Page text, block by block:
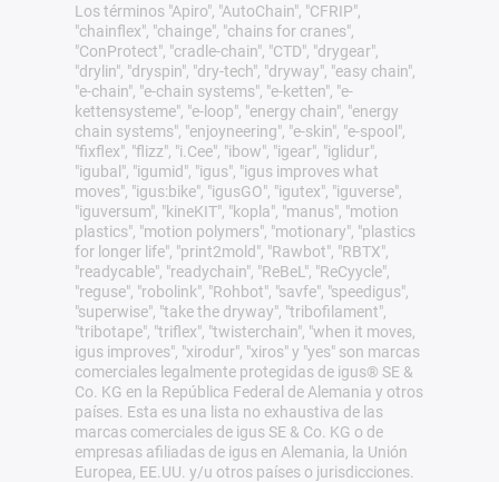
Los términos "Apiro", "AutoChain", "CFRIP",
"chainflex", "chainge", "chains for cranes",
"ConProtect", "cradle-chain", "CTD", "drygear",
"drylin", "dryspin", "dry-tech", "dryway", "easy chain",
"e-chain", "e-chain systems", "e-ketten", "e-
kettensysteme", "e-loop", "energy chain", "energy
chain systems", "enjoyneering", "e-skin", "e-spool",
"fixflex", "flizz", "i.Cee", "ibow", "igear", "iglidur",
"igubal", "igumid", "igus", "igus improves what
moves", "igus:bike", "igusGO", "igutex", "iguverse",
"iguversum", "kineKIT", "kopla", "manus", "motion
plastics", "motion polymers", "motionary", "plastics
for longer life", "print2mold", "Rawbot", "RBTX",
"readycable", "readychain", "ReBeL", "ReCyycle",
"reguse", "robolink", "Rohbot", "savfe", "speedigus",
"superwise", "take the dryway", "tribofilament",
"tribotape", "triflex", "twisterchain", "when it moves,
igus improves", "xirodur", "xiros" y "yes" son marcas
comerciales legalmente protegidas de igus® SE &
Co. KG en la República Federal de Alemania y otros
países. Esta es una lista no exhaustiva de las
marcas comerciales de igus SE & Co. KG o de
empresas afiliadas de igus en Alemania, la Unión
Europea, EE.UU. y/u otros países o jurisdicciones.